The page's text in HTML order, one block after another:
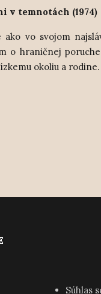
v temnotách (1974)
ako vo svojom
o hraničnej
okoliu a rodine.
Súhlas